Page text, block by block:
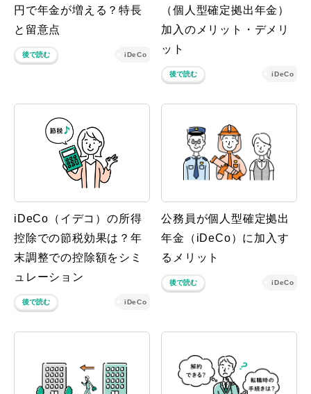
円で年金が増える？特長
と留意点
後で読む iDeCo
（個人型確定拠出年金）
加入のメリット・デメリ
ット
後で読む iDeCo
iDeCo（イデコ）の所得
控除での節税効果は？年
末調整での控除額をシミ
ュレーション
後で読む iDeCo
公務員が個人型確定拠出
年金（iDeCo）に加入す
るメリット
後で読む iDeCo